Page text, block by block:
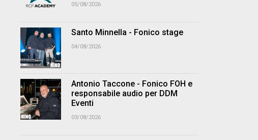
05/08/2026
Santo Minnella - Fonico stage
04/08/2026
Antonio Taccone - Fonico FOH e
responsabile audio per DDM
Eventi
03/08/2026